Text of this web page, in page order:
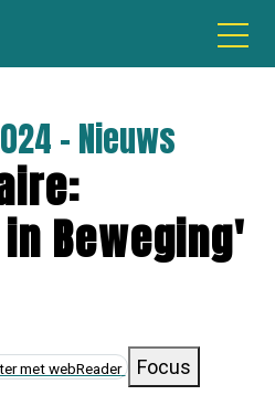
- Nieuws
Beweging'
met webReader Focus